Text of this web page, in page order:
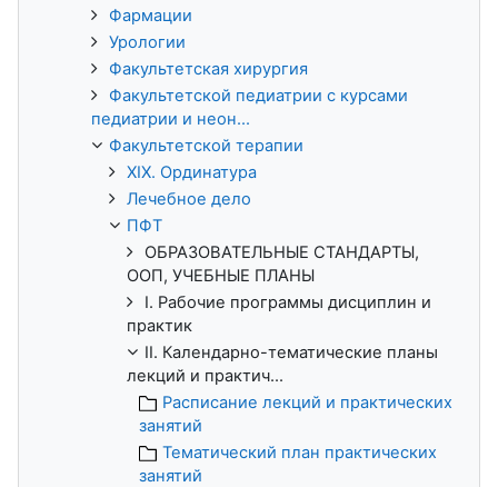
Фармации
Урологии
Факультетская хирургия
Факультетской педиатрии с курсами
педиатрии и неон...
Факультетской терапии
XIX. Ординатура
Лечебное дело
ПФТ
ОБРАЗОВАТЕЛЬНЫЕ СТАНДАРТЫ,
ООП, УЧЕБНЫЕ ПЛАНЫ
I. Рабочие программы дисциплин и
практик
II. Календарно-тематические планы
лекций и практич...
Расписание лекций и практических
занятий
Тематический план практических
занятий